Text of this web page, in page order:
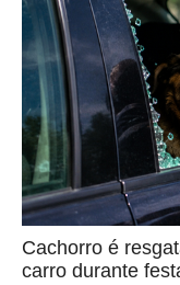
Cachorro é
carro durante